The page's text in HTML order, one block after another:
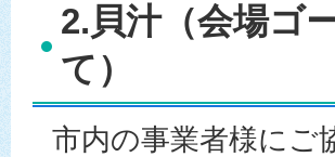
2.貝汁（会場ゴ
て）
市内の事業者様にご